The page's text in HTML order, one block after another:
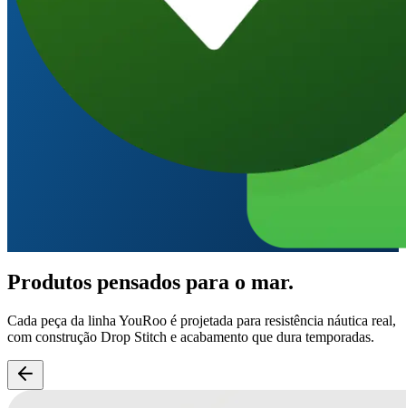
Produtos pensados para o mar.
Cada peça da linha YouRoo é projetada para resistência náutica real,
com construção Drop Stitch e acabamento que dura temporadas.